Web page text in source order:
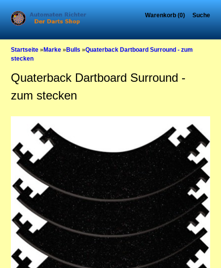
Warenkorb (0) Suche
Startseite »Marke »Bulls »Quaterback Dartboard Surround - zum
stecken
Quaterback Dartboard Surround -
zum stecken